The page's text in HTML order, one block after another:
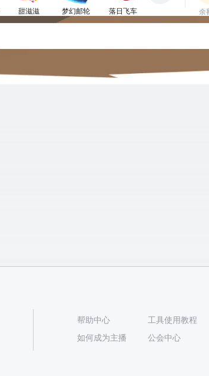
甜滋滋
50电池
梦幻邮轮
3000电池
落日飞车
2000电池
包裹
余
立即
帮助中心
工具使用教程
如何成为主播
公会中心